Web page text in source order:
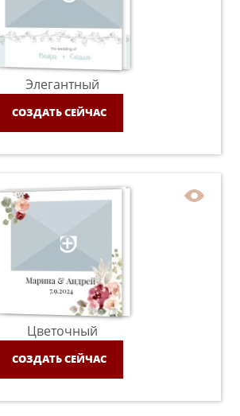
Элегантный
СОЗДАТЬ СЕЙЧАС
Цветочный
СОЗДАТЬ СЕЙЧАС